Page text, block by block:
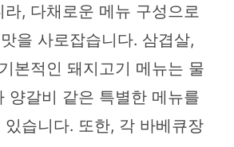
, 다채로운 메뉴 구성으로
을 사로잡습니다. 삼겹살,
본적인 돼지고기 메뉴는 물
양갈비 같은 특별한 메뉴를
있습니다. 또한, 각 바베큐장